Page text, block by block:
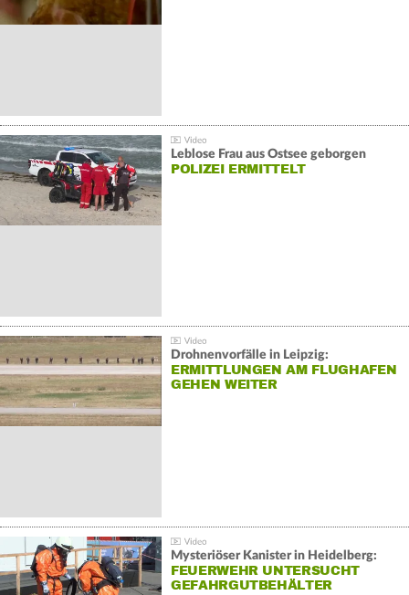
Leblose Frau aus Ostsee geborgen
POLIZEI ERMITTELT
Drohnenvorfälle in Leipzig:
ERMITTLUNGEN AM FLUGHAFEN
GEHEN WEITER
Mysteriöser Kanister in Heidelberg:
FEUERWEHR UNTERSUCHT
GEFAHRGUTBEHÄLTER